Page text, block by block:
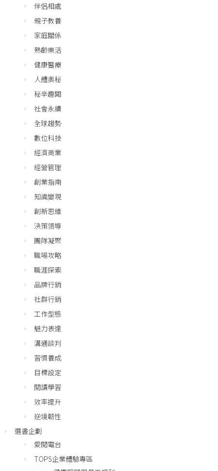
伴侶相處
親子教養
家庭關係
熟齡樂活
健康醫療
人體奧秘
秘辛趣聞
社會永續
全球趨勢
數位科技
經濟商業
經營管理
創業指南
知識變現
創新思維
決策領導
團隊凝聚
職場攻略
職涯探索
品牌行銷
社群行銷
工作型態
魅力表達
溝通談判
習慣養成
目標設定
閱讀學習
效率提升
逆境韌性
選書企劃
愛閱電台
TOPS企業體驗專區